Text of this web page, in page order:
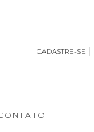
CADASTRE-SE